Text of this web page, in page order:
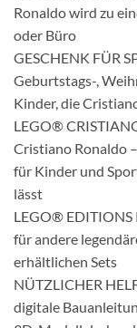
Ronaldo wird zu
oder Büro
GESCHENK FÜR
Geburtstags-,
Kinder, die
LEGO®
Cristiano Ronaldo
für Kinder und
lässt
LEGO® EDITIONS
für andere
erhältlichen Sets
NÜTZLICHER
digitale